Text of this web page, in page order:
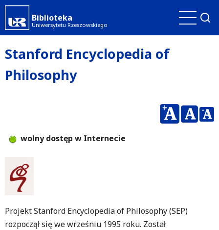
Przejdź
do
treści
Biblioteka
Uniwersytetu Rzeszowskiego
Stanford Encyclopedia of
Philosophy
wolny dostęp w Internecie
Projekt Stanford Encyclopedia of Philosophy (SEP)
rozpoczął się we wrześniu 1995 roku. Został